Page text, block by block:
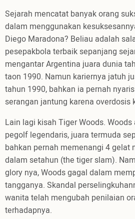
Sejarah mencatat banyak orang
dalam menggunakan
Diego Maradona? Beliau adalah
pesepakbola terbaik sepanjang
mengantar Argentina juara dunia
taon 1990. Namun kariernya jatuh
tahun 1990, bahkan ia pernah
serangan jantung karena overdosis
Lain lagi kisah Tiger Woods.
pegolf legendaris, juara termuda
bahkan pernah memenangi 4 gelat
dalam setahun (the tiger slam).
glory nya, Woods gagal dalam
tangganya. Skandal
wanita telah mengubah penilaian
terhadapnya.